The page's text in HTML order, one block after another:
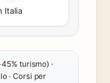
Italia
turismo) ·
· Corsi per